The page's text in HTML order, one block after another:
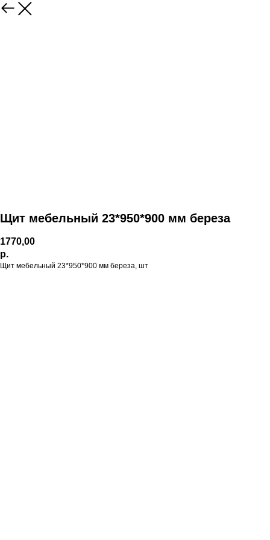
Щит мебельный 23*950*900 мм береза
1770,00
р.
Щит мебельный 23*950*900 мм береза, шт